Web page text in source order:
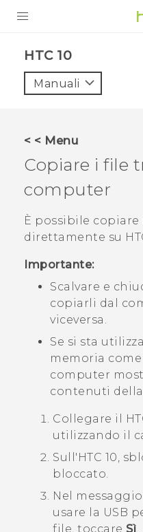
VIVE
VIVERSE
ASSISTENZA
Accessori e dispositivi
HTC 10‎
Manuali
< < Menu
Copiare i file
computer
È possibile
direttamente su
Importante:
Scalvare e
copiarli dal
viceversa.
Se si sta
memoria
computer
contenuti
Collegare il
utilizzando il
Sull' HTC 10,
bloccato.
Nel
usare la USB
file, toccare Sì.